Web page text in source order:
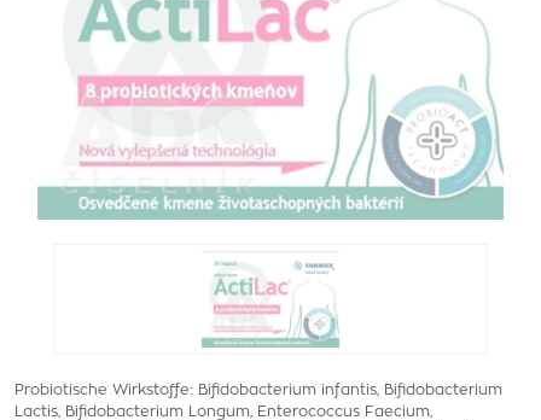
Probiotische Wirkstoffe: Bifidobacterium infantis, Bifidobacterium
Lactis, Bifidobacterium Longum, Enterococcus Faecium,